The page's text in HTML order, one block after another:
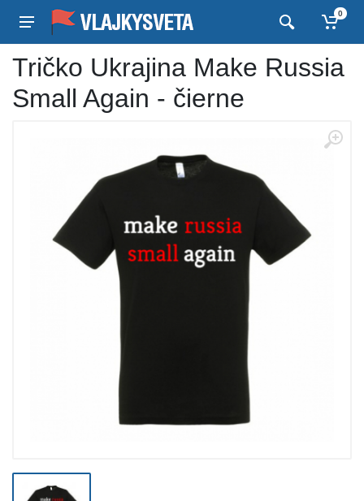
0
Tričko Ukrajina Make Russia
Small Again - čierne